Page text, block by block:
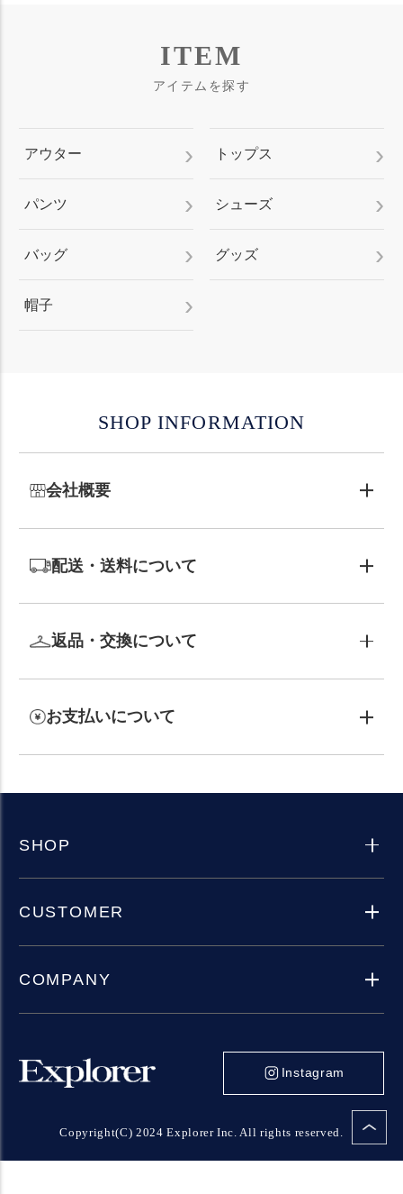
ITEM
アイテムを探す
アウター トップス
パンツ シューズ
バッグ グッズ
帽子
SHOP INFORMATION
会社概要
配送・送料について
返品・交換について
お支払いについて
SHOP
CUSTOMER
COMPANY
Instagram
Copyright(C) 2024 Explorer Inc. All rights reserved.